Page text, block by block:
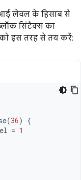
लेवल के हिसाब से
सिंटैक्स का
इस तरह से तय करें:
(36)
{
= 1